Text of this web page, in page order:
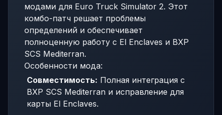
модами для Euro Truck Simulator 2. Этот
комбо-патч решает проблемы
определений и обеспечивает
полноценную работу с El Enclaves и BXP
SCS Mediterran.
Особенности мода:
Совместимость: Полная интеграция с
BXP SCS Mediterran и исправление для
карты El Enclaves.